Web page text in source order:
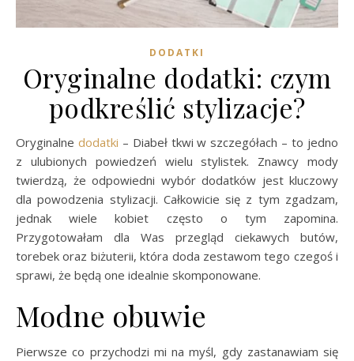
DODATKI
Oryginalne dodatki: czym
podkreślić stylizacje?
Oryginalne dodatki – Diabeł tkwi w szczegółach – to jedno
z ulubionych powiedzeń wielu stylistek. Znawcy mody
twierdzą, że odpowiedni wybór dodatków jest kluczowy
dla powodzenia stylizacji. Całkowicie się z tym zgadzam,
jednak wiele kobiet często o tym zapomina.
Przygotowałam dla Was przegląd ciekawych butów,
torebek oraz biżuterii, która doda zestawom tego czegoś i
sprawi, że będą one idealnie skomponowane.
Modne obuwie
Pierwsze co przychodzi mi na myśl, gdy zastanawiam się